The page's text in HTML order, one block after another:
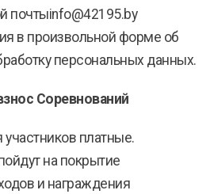
почтыinfo@42195.by
в произвольной форме об
персональных данных.
Соревнований
платные.
на покрытие
и награждения